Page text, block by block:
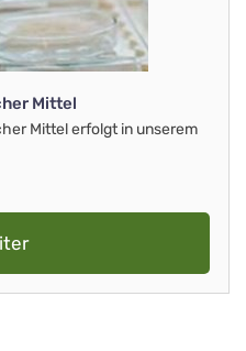
Mittel
Mittel erfolgt in unserem